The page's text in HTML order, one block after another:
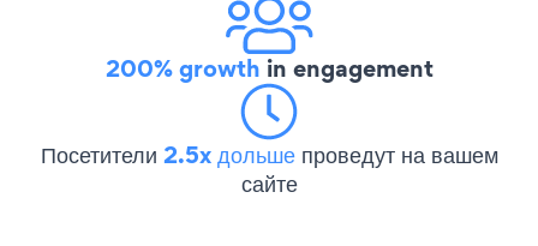
200% growth in engagement
Посетители 2.5x дольше проведут на вашем
сайте